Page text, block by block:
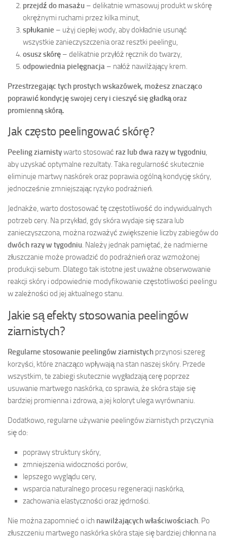
przejdź do masażu – delikatnie wmasowuj produkt w skórę
okrężnymi ruchami przez kilka minut,
spłukanie – użyj ciepłej wody, aby dokładnie usunąć
wszystkie zanieczyszczenia oraz resztki peelingu,
osusz skórę – delikatnie przyłóż ręcznik do twarzy,
odpowiednia pielęgnacja – nałóż nawilżający krem.
Przestrzegając tych prostych wskazówek, możesz znacząco
poprawić kondycję swojej cery i cieszyć się gładką oraz
promienną skórą.
Jak często peelingować skórę?
Peeling ziarnistywarto stosować raz lub dwa razy w tygodniu,
aby uzyskać optymalne rezultaty. Taka regularność skutecznie
eliminuje martwy naskórek oraz poprawia ogólną kondycję skóry,
jednocześnie zmniejszając ryzyko podrażnień.
Jednakże, warto dostosować tę częstotliwość do indywidualnych
potrzeb cery. Na przykład, gdy skóra wydaje się szara lub
zanieczyszczona, można rozważyć zwiększenie liczby zabiegów do
dwóch razy w tygodniu. Należy jednak pamiętać, że nadmierne
złuszczanie może prowadzić do podrażnień oraz wzmożonej
produkcji sebum. Dlatego tak istotne jest uważne obserwowanie
reakcji skóry i odpowiednie modyfikowanie częstotliwości peelingu
w zależności od jej aktualnego stanu.
Jakie są efekty stosowania peelingów
ziarnistych?
Regularne stosowanie peelingów ziarnistych przynosi szereg
korzyści, które znacząco wpływają na stan naszej skóry. Przede
wszystkim, te zabiegi skutecznie wygładzają cerę poprzez
usuwanie martwego naskórka, co sprawia, że skóra staje się
bardziej promienna i zdrowa, a jej koloryt ulega wyrównaniu.
Dodatkowo, regularne używanie peelingów ziarnistych przyczynia
się do:
poprawy struktury skóry,
zmniejszenia widoczności porów,
lepszego wyglądu cery,
wsparcia naturalnego procesu regeneracji naskórka,
zachowania elastyczności oraz jędrności.
Nie można zapomnieć o ich nawilżających właściwościach. Po
złuszczeniu martwego naskórka skóra staje się bardziej chłonna na